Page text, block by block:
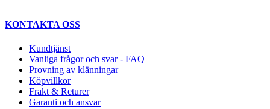
KONTAKTA OSS
Kundtjänst
Vanliga frågor och svar - FAQ
Provning av klänningar
Köpvillkor
Frakt & Returer
Garanti och ansvar